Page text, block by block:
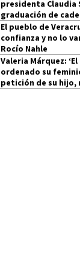
presidenta Claudia
graduación de
El pueblo de
confianza y no lo
Rocío Nahle
Valeria Márquez: ‘El
ordenado su
petición de su hijo,